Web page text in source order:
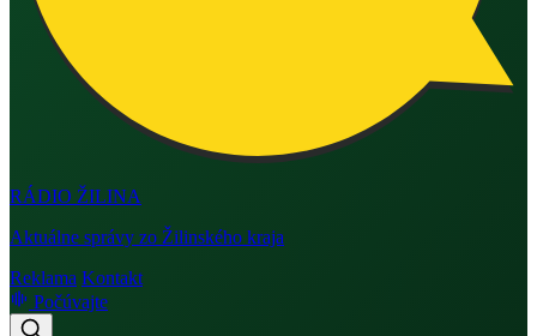
RÁDIO ŽILINA
Aktuálne správy zo Žilinského kraja
Reklama Kontakt
Počúvajte